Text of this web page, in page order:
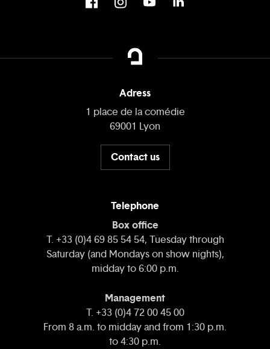
Adress
1 place de la comédie
69001 Lyon
Contact us
Telephone
Box office
T. +33 (0)4 69 85 54 54, Tuesday through
Saturday (and Mondays on show nights),
midday to 6:00 p.m.
Management
T. +33 (0)4 72 00 45 00
From 8 a.m. to midday and from 1:30 p.m.
to 4:30 p.m.